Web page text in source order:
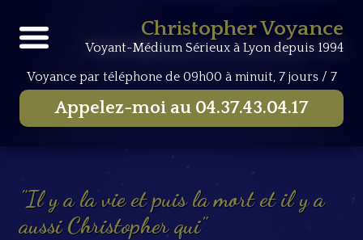
Christopher Voyance
Voyant-Médium Sérieux à Lyon depuis 1994
Voyance par téléphone de 09h00 à minuit, 7 jours / 7
Appelez-moi au04.37.43.04.17
aussi Christopher qui
Il y a la vie et puis la mort et il y a
aussi Christopher qui